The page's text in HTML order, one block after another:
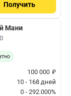
Получить
Мани
100 000 ₽
10 - 168 дней
0 - 292.000%